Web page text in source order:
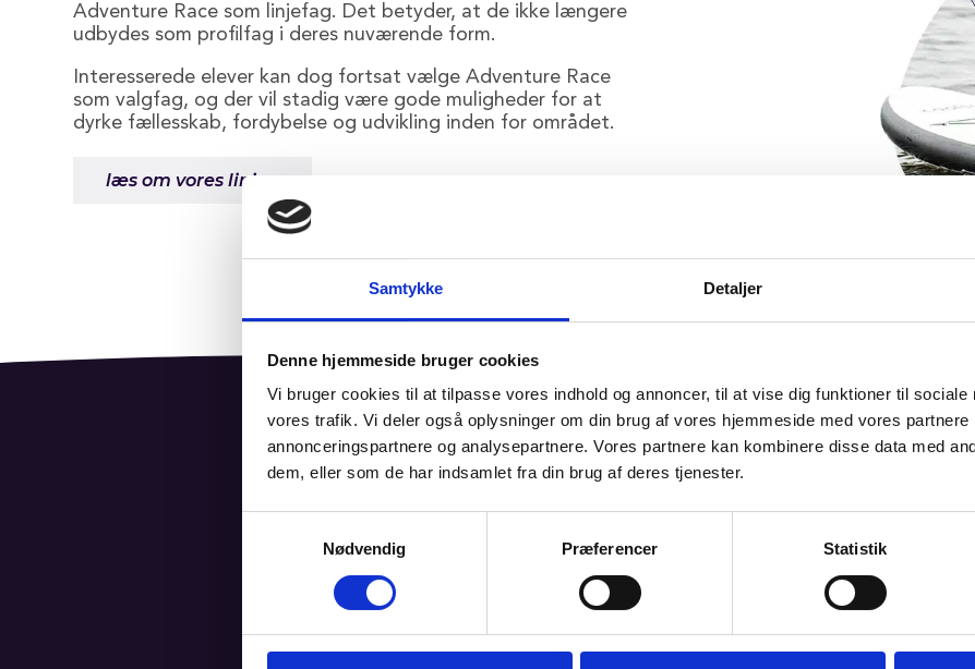
Samtykke Detaljer
Denne hjemmeside bruger cookies
Vi bruger cookies til at tilpasse vores indhold og annoncer, til at vise dig funktioner til sociale
vores trafik. Vi deler også oplysninger om din brug af vores hjemmeside med vores partnere
annonceringspartnere og analysepartnere. Vores partnere kan kombinere disse data med
dem, eller som de har indsamlet fra din brug af deres tjenester.
Nødvendig
Præferencer Statistik
Adventure Race som linjefag. Det betyder, at de ikke længere
udbydes som profilfag i deres nuværende form.
Interesserede elever kan dog fortsat vælge Adventure Race
som valgfag, og der vil stadig være gode muligheder for at
dyrke fællesskab, fordybelse og udvikling inden for området.
læs om vores linjer.
følg vestbirk på sociale
#voresvestbirk